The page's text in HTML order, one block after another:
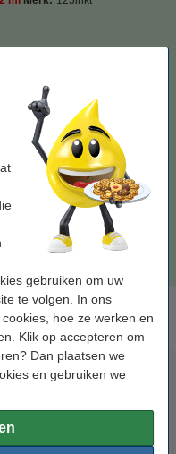
gebruiken om uw
te volgen. In ons
hoe ze werken en
Klik op accepteren om
Dan plaatsen we
en gebruiken we
Bestellen
940XL
geel